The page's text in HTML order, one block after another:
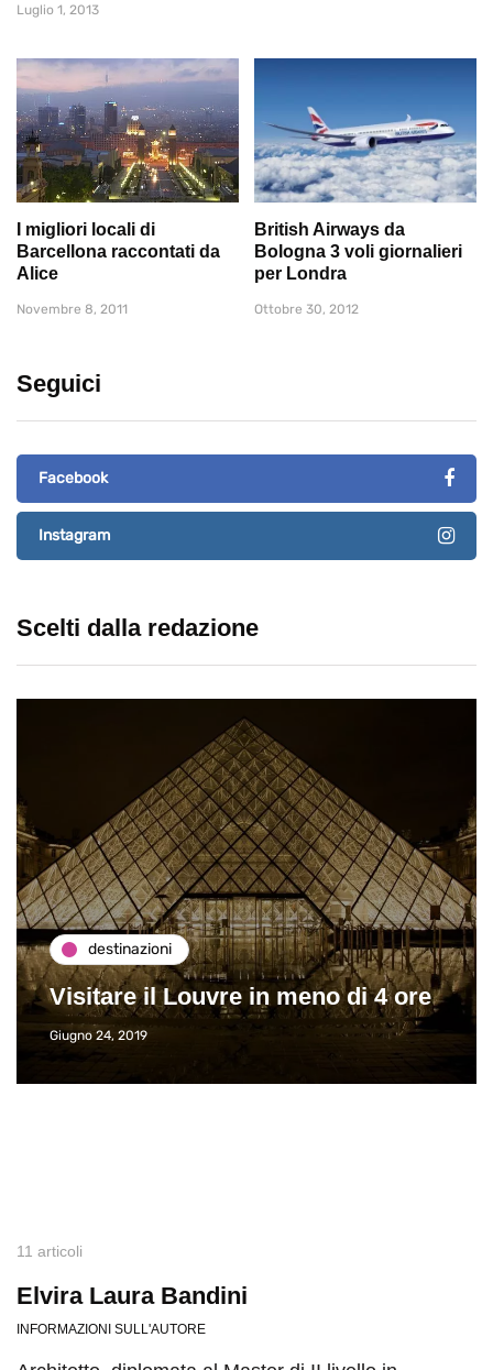
Luglio 1, 2013
I migliori locali di
Barcellona raccontati da
Alice
Novembre 8, 2011
British Airways da
Bologna 3 voli giornalieri
per Londra
Ottobre 30, 2012
Seguici
Facebook
Instagram
Scelti dalla redazione
destinazioni
Visitare il Louvre in meno di 4 ore
Giugno 24, 2019
11 articoli
Elvira Laura Bandini
INFORMAZIONI SULL'AUTORE